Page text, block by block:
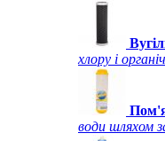
хлору і
води шляхом